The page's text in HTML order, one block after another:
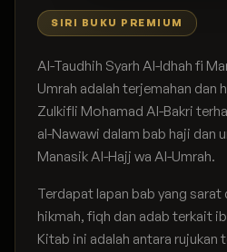
SIRI BUKU PREMIUM
Al-Taudhih Syarh Al-Idhah fi
Umrah adalah terjemahan dan
Zulkifli Mohamad Al-Bakri
al-Nawawi dalam bab haji dan
Manasik Al-Hajj wa Al-Umrah.
Terdapat lapan bab yang sarat
hikmah, fiqh dan adab terkait
Kitab ini adalah antara rujukan